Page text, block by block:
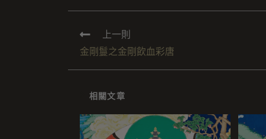
上一則
金剛鬘之金剛飲血彩唐
相關文章